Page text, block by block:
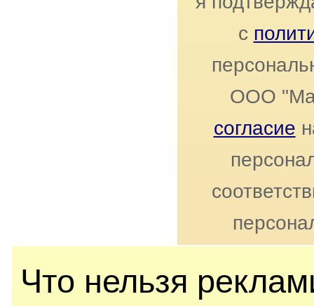
с
ООО
согласие
Что нельзя